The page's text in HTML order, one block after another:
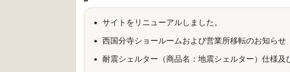
サイトをリニューアルしました。
西国分寺ショールームおよび営業所移転のお知らせ
耐震シェルター（商品名：地震シェルター）仕様及